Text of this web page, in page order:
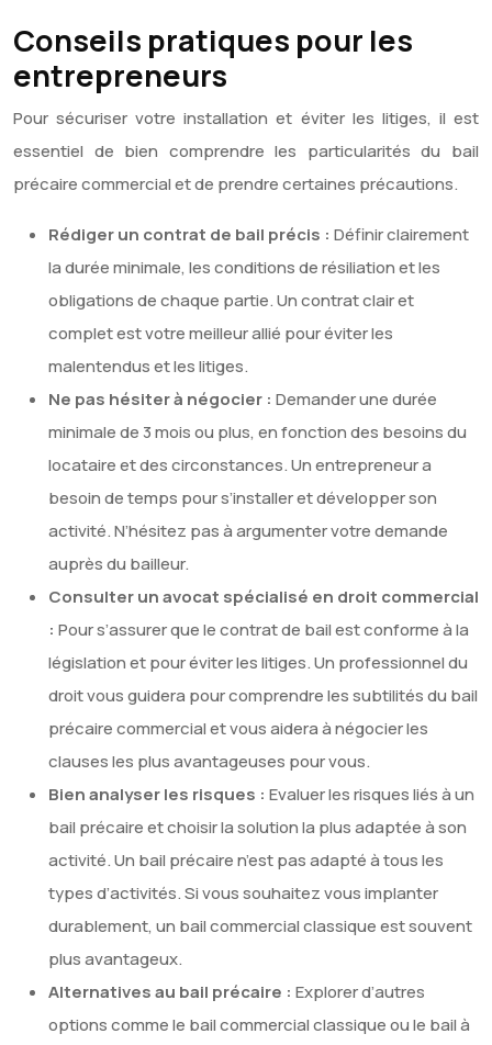
Conseils pratiques pour les
entrepreneurs
Pour sécuriser votre installation et éviter les litiges, il est
essentiel de bien comprendre les particularités du bail
précaire commercial et de prendre certaines précautions.
Rédiger un contrat de bail précis : Définir clairement
la durée minimale, les conditions de résiliation et les
obligations de chaque partie. Un contrat clair et
complet est votre meilleur allié pour éviter les
malentendus et les litiges.
Ne pas hésiter à négocier : Demander une durée
minimale de 3 mois ou plus, en fonction des besoins du
locataire et des circonstances. Un entrepreneur a
besoin de temps pour s’installer et développer son
activité. N’hésitez pas à argumenter votre demande
auprès du bailleur.
Consulter un avocat spécialisé en droit commercial
: Pour s’assurer que le contrat de bail est conforme à la
législation et pour éviter les litiges. Un professionnel du
droit vous guidera pour comprendre les subtilités du bail
précaire commercial et vous aidera à négocier les
clauses les plus avantageuses pour vous.
Bien analyser les risques : Evaluer les risques liés à un
bail précaire et choisir la solution la plus adaptée à son
activité. Un bail précaire n’est pas adapté à tous les
types d’activités. Si vous souhaitez vous implanter
durablement, un bail commercial classique est souvent
plus avantageux.
Alternatives au bail précaire : Explorer d’autres
options comme le bail commercial classique ou le bail à